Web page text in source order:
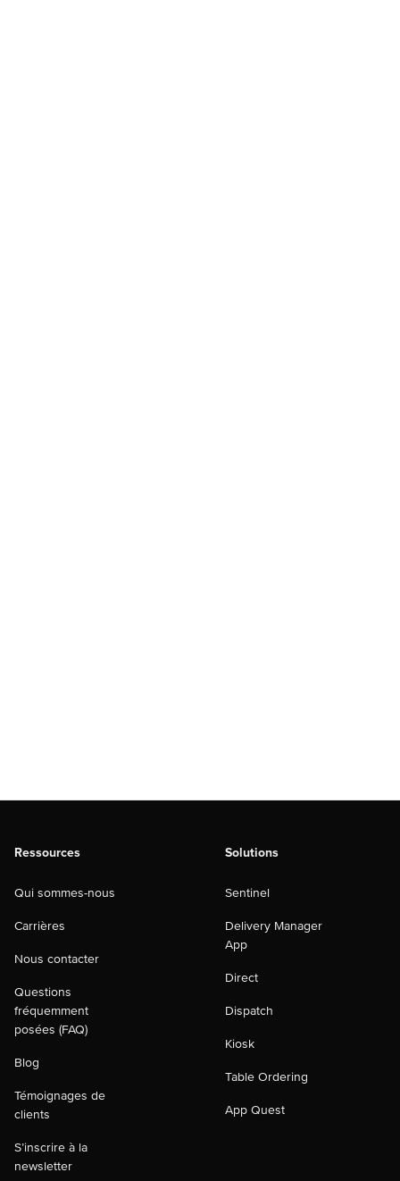
Ressources
Qui sommes-nous
Carrières
Nous contacter
Questions
fréquemment
posées (FAQ)
Blog
Témoignages de
clients
S’inscrire à la
newsletter
Solutions
Sentinel
Delivery Manager
App
Direct
Dispatch
Kiosk
Table Ordering
App Quest